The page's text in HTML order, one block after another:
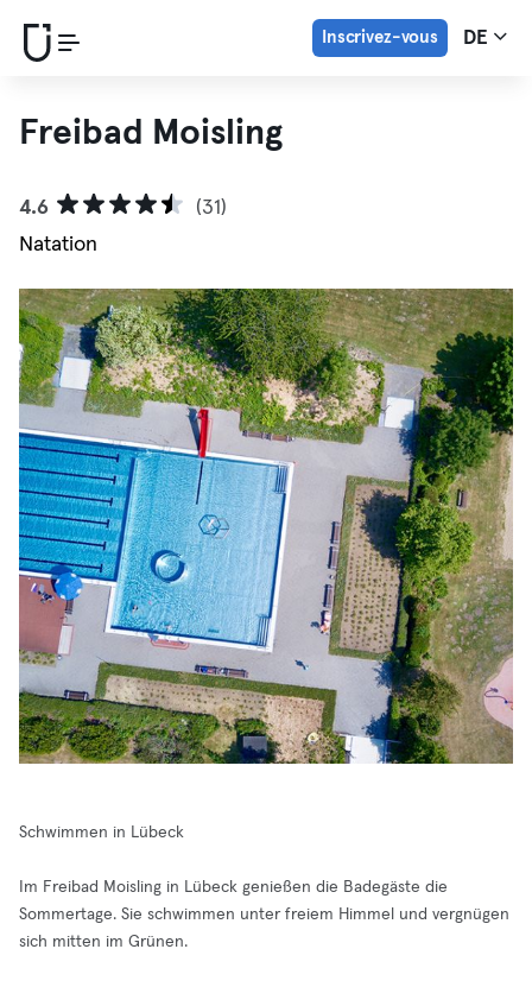
Inscrivez-vous DE
Freibad Moisling
4.6
(31)
Natation
Schwimmen in Lübeck
Im Freibad Moisling in Lübeck genießen die Badegäste die
Sommertage. Sie schwimmen unter freiem Himmel und vergnügen
sich mitten im Grünen.